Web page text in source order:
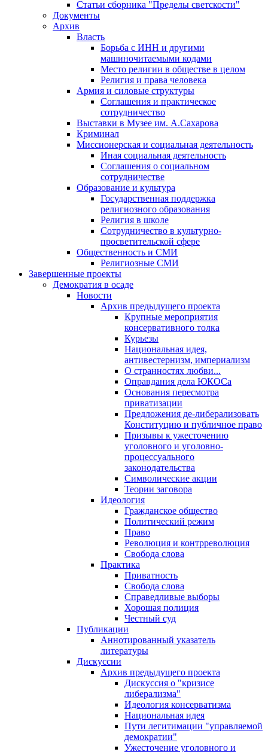
Статьи сборника "Пределы светскости"
Документы
Архив
Власть
Борьба с ИНН и другими
машиночитаемыми кодами
Место религии в обществе в целом
Религия и права человека
Армия и силовые структуры
Соглашения и практическое
сотрудничество
Выставки в Музее им. А.Сахарова
Криминал
Миссионерская и социальная деятельность
Иная социальная деятельность
Соглашения о социальном
сотрудничестве
Образование и культура
Государственная поддержка
религиозного образования
Религия в школе
Сотрудничество в культурно-
просветительской сфере
Общественность и СМИ
Религиозные СМИ
Завершенные проекты
Демократия в осаде
Новости
Архив предыдущего проекта
Крупные мероприятия
консервативного толка
Курьезы
Национальная идея,
антивестернизм, империализм
О странностях любви...
Оправдания дела ЮКОСа
Основания пересмотра
приватизации
Предложения де-либерализовать
Конституцию и публичное право
Призывы к ужесточению
уголовного и уголовно-
процессуального
законодательства
Символические акции
Теории заговора
Идеология
Гражданское общество
Политический режим
Право
Революция и контрреволюция
Свобода слова
Практика
Приватность
Свобода слова
Справедливые выборы
Хорошая полиция
Честный суд
Публикации
Аннотированный указатель
литературы
Дискуссии
Архив предыдущего проекта
Дискуссия о "кризисе
либерализма"
Идеология консерватизма
Национальная идея
Пути легитимации "управляемой
демократии"
Ужесточение уголовного и